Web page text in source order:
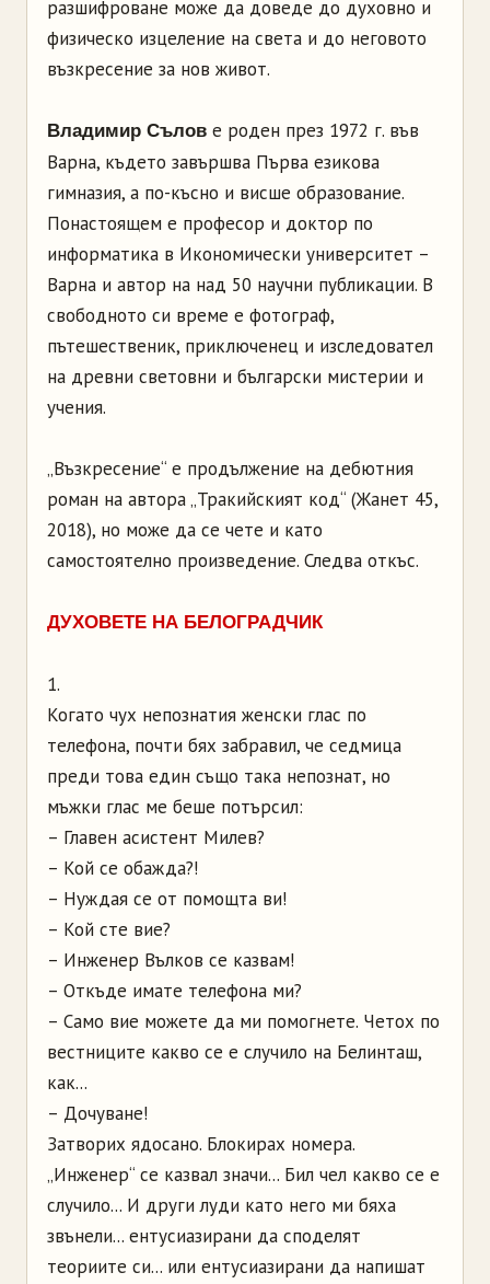
разшифроване може да доведе до духовно и
физическо изцеление на света и до неговото
възкресение за нов живот.
Владимир Сълов е роден през 1972 г. във
Варна, където завършва Първа езикова
гимназия, а по-късно и висше образование.
Понастоящем е професор и доктор по
информатика в Икономически университет –
Варна и автор на над 50 научни публикации. В
свободното си време е фотограф,
пътешественик, приключенец и изследовател
на древни световни и български мистерии и
учения.
„Възкресение“ е продължение на дебютния
роман на автора „Тракийският код“ (Жанет 45,
2018), но може да се чете и като
самостоятелно произведение. Следва откъс.
ДУХОВЕТЕ НА БЕЛОГРАДЧИК
1.
Когато чух непознатия женски глас по
телефона, почти бях забравил, че седмица
преди това един също така непознат, но
мъжки глас ме беше потърсил:
– Главен асистент Милев?
– Кой се обажда?!
– Нуждая се от помощта ви!
– Кой сте вие?
– Инженер Вълков се казвам!
– Откъде имате телефона ми?
– Само вие можете да ми помогнете. Четох по
вестниците какво се е случило на Белинташ,
как...
– Дочуване!
Затворих ядосано. Блокирах номера.
„Инженер“ се казвал значи... Бил чел какво се е
случило... И други луди като него ми бяха
звънели... ентусиазирани да споделят
теориите си... или ентусиазирани да напишат